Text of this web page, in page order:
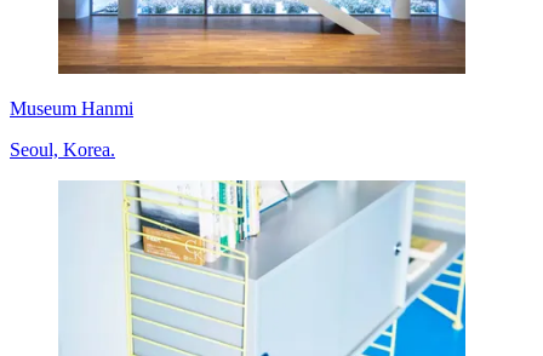
Museum Hanmi
Seoul, Korea.